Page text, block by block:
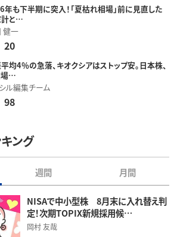
も下半期に突入！「夏枯れ相場」前に見直した
計と…
健一
20
均4％の急落、キオクシアはストップ安。日本株、
場…
ル編集チーム
98
ング
週間 月間
NISAで中小型株 8月末に入れ替え判
定！次期TOPIX新規採用候…
岡村 友哉